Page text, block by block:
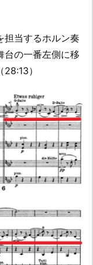
担当するホルン奏
台の一番左側に移
）